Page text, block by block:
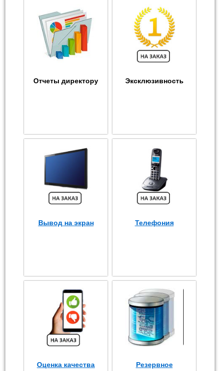
Отчеты директору Эксклюзивность
Вывод на экран Телефония
Оценка качества
Резервное